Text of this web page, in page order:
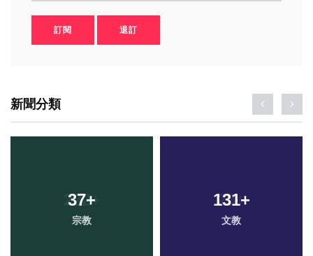
訂閱 退訂
新聞分類
37+
宗教
131+
文教